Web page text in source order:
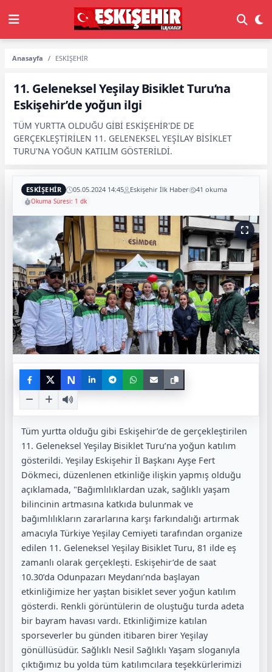
Anasayfa ESKİŞEHİR
11. Geleneksel Yeşilay Bisiklet Turu’na
Eskişehir’de yoğun ilgi
TÜM YURTTA OLDUĞU GİBİ ESKİŞEHİR'DE DE
GERÇEKLEŞTİRİLEN 11. GELENEKSEL YEŞİLAY BİSİKLET
TURU'NA YOĞUN KATILIM GÖSTERİLDİ.
ESKİŞEHİR 05.05.2024 14:45 Eskişehir İlk Haber 41 okuma
Okuma Süresi: 1 dk
N
Tüm yurtta olduğu gibi Eskişehir’de de gerçekleştirilen
11. Geleneksel Yeşilay Bisiklet Turu’na yoğun katılım
gösterildi. Yeşilay Eskişehir İl Başkanı Ayşe Fert
Dökmeci, düzenlenen etkinliğe ilişkin yapmış olduğu
açıklamada, "Bağımlılıklardan uzak, sağlıklı yaşam
bilincinin artmasına katkıda bulunmak ve
bağımlılıkların zararlarına karşı farkındalığı artırmak
amacıyla Türkiye Yeşilay Cemiyeti tarafından organize
edilen 11. Geleneksel Yeşilay Bisiklet Turu, 81 ilde eş
zamanlı olarak gerçekleşti. Eskişehir’de de saat
10.30’da Odunpazarı Meydanı’nda başlayan
etkinliğimize her yaştan bisiklet sever yoğun katılım
gösterdi. Renkli görüntülerin de oluştuğu turda adeta
bir bayram havası vardı. Etkinliğimize katılan
sporseverler bu günden itibaren birer Yeşilay
gönüllüsüdür. Sağlıklı Nesil Sağlıklı Yaşam sloganıyla
çıktığımız bu yolda tüm katılımcılara teşekkürlerimizi